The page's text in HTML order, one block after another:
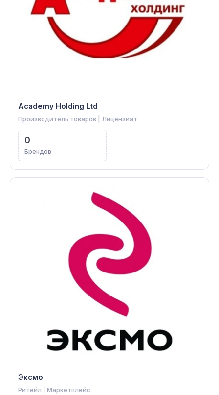
Academy Holding Ltd
Производитель товаров | Лицензиат
0
Брендов
Эксмо
Ритейл | Маркетплейс